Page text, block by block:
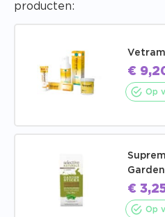
producten:
€
Op
€
Op